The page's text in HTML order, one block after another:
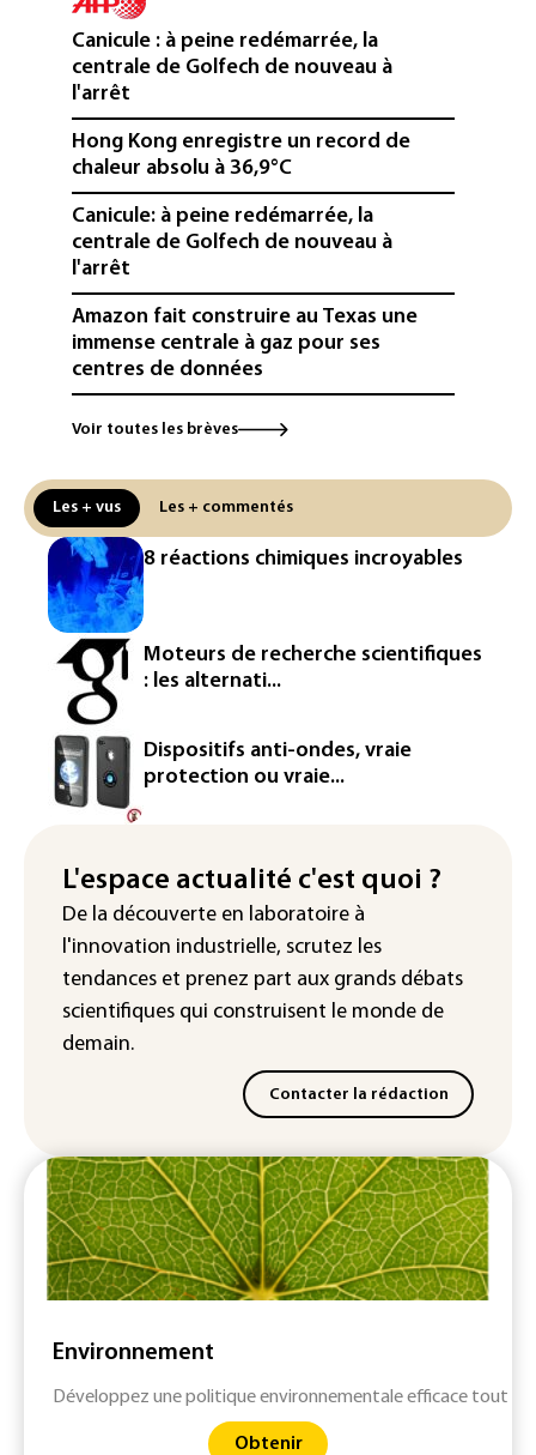
Canicule : à peine redémarrée, la
centrale de Golfech de nouveau à
l'arrêt
Hong Kong enregistre un record de
chaleur absolu à 36,9°C
Canicule: à peine redémarrée, la
centrale de Golfech de nouveau à
l'arrêt
Amazon fait construire au Texas une
immense centrale à gaz pour ses
centres de données
L'UE demande à Meta et TikTok de
renforcer la surveillance et la
Ceuta
L'Europe se prépare à une baisse de la
production d'électricité lors de l'éclipse
solaire
La métropole de Rouen porte plainte
contre BASF pour pollution aux PFAS
Canicule: à l'arrêt depuis fin juillet, la
centrale de Golfech reconnectée au
réseau
Véhicules de livraison autonomes: la
homologation
Iris³: Eutelsat investira 3,4 milliards
d'euros dans la future constellation
européenne
Voir toutes les brèves
Les + vus Les + commentés
8 réactions chimiques incroyables
Moteurs de recherche scientifiques
: les alternati...
Dispositifs anti-ondes, vraie
protection ou vraie...
L'espace actualité c'est quoi ?
De la découverte en laboratoire à
l'innovation industrielle, scrutez les
tendances et prenez part aux grands débats
scientifiques qui construisent le monde de
demain.
Contacter la rédaction
Environnement
Développez une politique environnementale efficace tout
Obtenir